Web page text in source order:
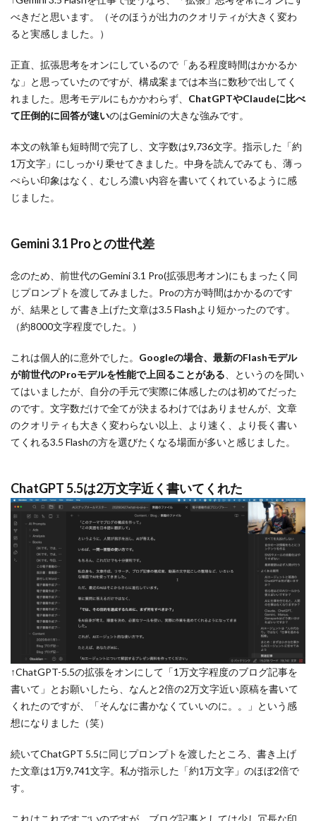
べきだと思います。（そのほうが出力のクオリティが大きく変わ
ると実感しました。）
正直、拡張思考をオンにしているので「ある程度時間はかかるか
な」と思っていたのですが、構成案までは本当に数秒で出してく
れました。思考モデルにもかかわらず、 ChatGPTやClaudeに比べ
て圧倒的に回答が速いのはGeminiの大きな強みです。
本文の執筆も短時間で完了し、文字数は9,736文字。指示した「約
1万文字」にしっかり乗せてきました。中身を読んでみても、薄っ
ぺらい印象はなく、むしろ濃い内容を書いてくれているように感
じました。
Gemini 3.1 Proとの世代差
念のため、前世代のGemini 3.1 Pro(拡張思考オン)にもまったく同
じプロンプトを渡してみました。Proの方が時間はかかるのです
が、結果として書き上げた文章は3.5 Flashより短かったのです。
（約8000文字程度でした。）
これは個人的に意外でした。 Googleの場合、最新のFlashモデル
が前世代のProモデルを性能で上回ることがある 、というのを聞い
てはいましたが、自分の手元で実際に体感したのは初めてだった
のです。文字数だけで全てが決まるわけではありませんが、文章
のクオリティも大きく変わらない以上、より速く、より長く書い
てくれる3.5 Flashの方を選びたくなる場面が多いと感じました。
ChatGPT 5.5は2万文字近く書いてくれた
↑ChatGPT-5.5の拡張をオンにして「1万文字程度のブログ記事を
書いて」とお願いしたら、なんと2倍の2万文字近い原稿を書いて
くれたのですが、「そんなに書かなくていいのに。。」という感
想になりました（笑）
続いてChatGPT 5.5に同じプロンプトを渡したところ、書き上げ
た文章は1万9,741文字。私が指示した「約1万文字」のほぼ2倍で
す。
これはこれですごいのですが、ブログ記事としては少し冗長な印